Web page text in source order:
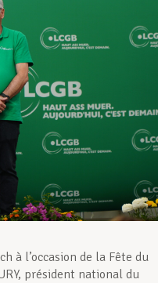
à l’occasion de la Fête du
président national du